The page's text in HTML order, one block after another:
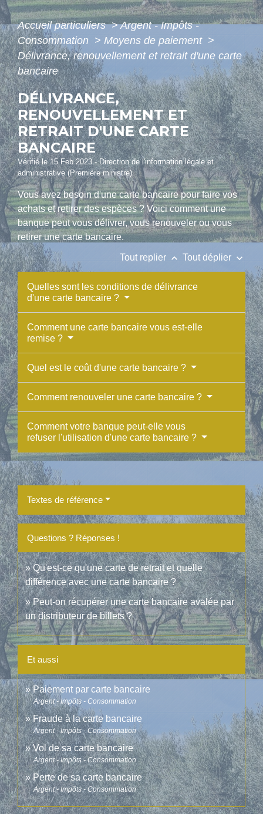
Accueil particuliers> Argent - Impôts -
Consommation > Moyens de paiement >
Délivrance, renouvellement et retrait d'une carte
bancaire
DÉLIVRANCE,
RENOUVELLEMENT ET
RETRAIT D'UNE CARTE
BANCAIRE
Vérifié le 15 Feb 2023 - Direction de l'information légale et
administrative (Première ministre)
Vous avez besoin d'une carte bancaire pour faire vos
achats et retirer des espèces ? Voici comment une
banque peut vous délivrer, vous renouveler ou vous
retirer une carte bancaire.
Tout replier keyboard_arrow_up Tout déplier keyboard_arrow_down
Quelles sont les conditions de délivrance
d'une carte bancaire ?
Comment une carte bancaire vous est-elle
remise ?
Quel est le coût d'une carte bancaire ?
Comment renouveler une carte bancaire ?
Comment votre banque peut-elle vous
refuser l'utilisation d'une carte bancaire ?
Textes de référence
Questions ? Réponses !
Qu'est-ce qu'une carte de retrait et quelle
différence avec une carte bancaire ?
Peut-on récupérer une carte bancaire avalée par
un distributeur de billets ?
Et aussi
Paiement par carte bancaire
Argent - Impôts - Consommation
Fraude à la carte bancaire
Argent - Impôts - Consommation
Vol de sa carte bancaire
Argent - Impôts - Consommation
Perte de sa carte bancaire
Argent - Impôts - Consommation